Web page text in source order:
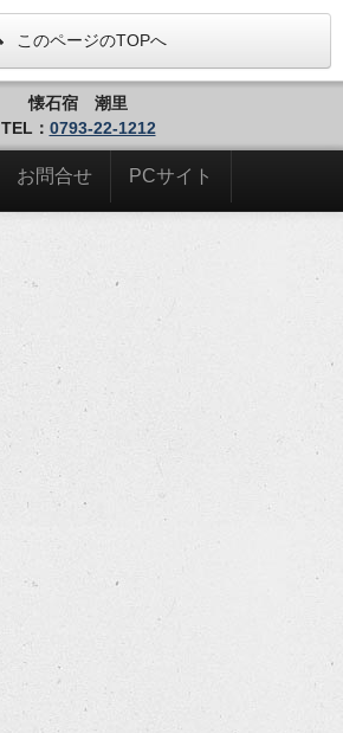
このページのTOPへ
懐石宿 潮里
TEL： 0793-22-1212
お問合せ PCサイト